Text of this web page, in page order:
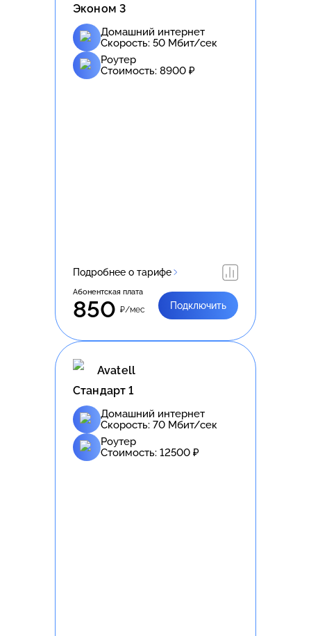
Эконом 3
Домашний интернет
Скорость: 50 Мбит/сек
Роутер
Стоимость: 8900 ₽
Подробнее о тарифе
Абонентская плата
850 ₽/мес Подключить
Avatell
Стандарт 1
Домашний интернет
Скорость: 70 Мбит/сек
Роутер
Стоимость: 12500 ₽